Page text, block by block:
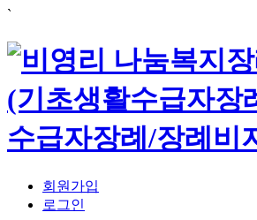
`
회원가입
로그인